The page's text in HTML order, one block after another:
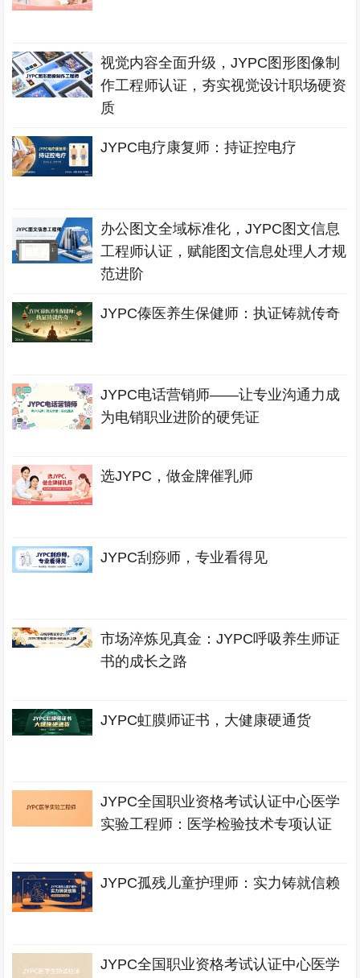
视觉内容全面升级，JYPC图形图像制
作工程师认证，夯实视觉设计职场硬资
质
JYPC电疗康复师：持证控电疗
办公图文全域标准化，JYPC图文信息
工程师认证，赋能图文信息处理人才规
范进阶
JYPC傣医养生保健师：执证铸就传奇
JYPC电话营销师——让专业沟通力成
为电销职业进阶的硬凭证
选JYPC，做金牌催乳师
JYPC刮痧师，专业看得见
市场淬炼见真金：JYPC呼吸养生师证
书的成长之路
JYPC虹膜师证书，大健康硬通货
JYPC全国职业资格考试认证中心医学
实验工程师：医学检验技术专项认证
JYPC孤残儿童护理师：实力铸就信赖
JYPC全国职业资格考试认证中心医学